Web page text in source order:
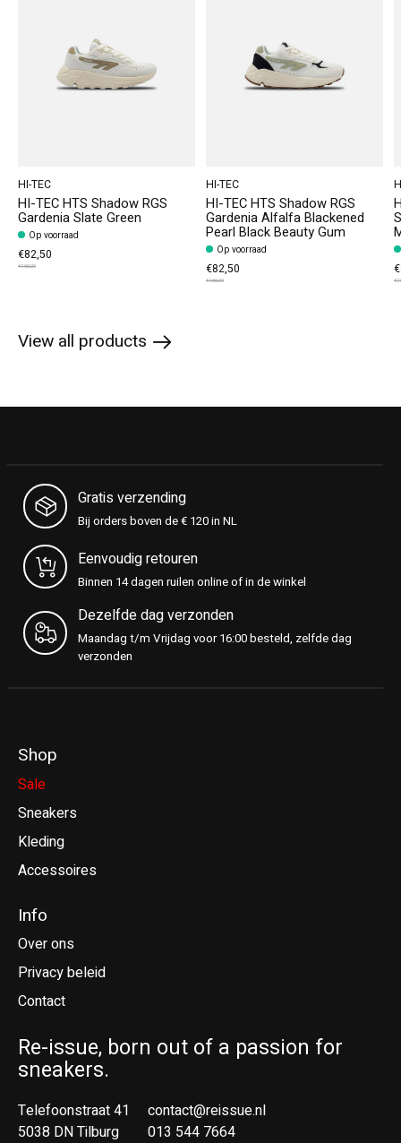
HI-TEC
HI-TEC HTS Shadow RGS
Gardenia Slate Green
Op voorraad
€82,50
€165,00
HI-TEC
HI-TEC HTS Shadow RGS
Gardenia Alfalfa Blackened
Pearl Black Beauty Gum
Op voorraad
€82,50
€165,00
View all products
Gratis verzending
Bij orders boven de € 120 in NL
Eenvoudig retouren
Binnen 14 dagen ruilen online of in de winkel
Dezelfde dag verzonden
Maandag t/m Vrijdag voor 16:00 besteld, zelfde dag
verzonden
Shop
Sale
Sneakers
Kleding
Accessoires
Info
Over ons
Privacy beleid
Contact
Re-issue, born out of a passion for
sneakers.
Telefoonstraat 41
5038 DN Tilburg
contact@reissue.nl
013 544 7664